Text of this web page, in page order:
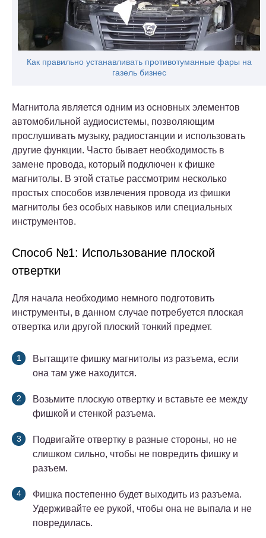
Как правильно устанавливать противотуманные фары на
газель бизнес
Магнитола является одним из основных элементов
автомобильной аудиосистемы, позволяющим
прослушивать музыку, радиостанции и использовать
другие функции. Часто бывает необходимость в
замене провода, который подключен к фишке
магнитолы. В этой статье рассмотрим несколько
простых способов извлечения провода из фишки
магнитолы без особых навыков или специальных
инструментов.
Способ №1: Использование плоской
отвертки
Для начала необходимо немного подготовить
инструменты, в данном случае потребуется плоская
отвертка или другой плоский тонкий предмет.
Вытащите фишку магнитолы из разъема, если
она там уже находится.
Возьмите плоскую отвертку и вставьте ее между
фишкой и стенкой разъема.
Подвигайте отвертку в разные стороны, но не
слишком сильно, чтобы не повредить фишку и
разъем.
Фишка постепенно будет выходить из разъема.
Удерживайте ее рукой, чтобы она не выпала и не
повредилась.